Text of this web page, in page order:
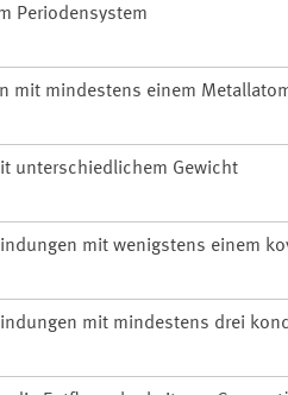
Periodensystem
mit mindestens einem
unterschiedlichem Gewicht
mit wenigstens einem
mit mindestens drei